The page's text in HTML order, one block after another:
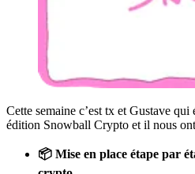
Cette semaine c’est tx et Gustave
édition Snowball Crypto et il nous
📦 Mise en place étape par